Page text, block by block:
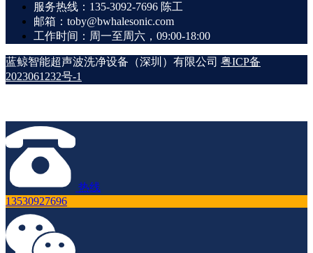
服务热线：135-3092-7696 陈工
邮箱：toby@bwhalesonic.com
工作时间：周一至周六，09:00-18:00
蓝鲸智能超声波洗净设备（深圳）有限公司 粤ICP备
2023061232号-1
热线
13530927696